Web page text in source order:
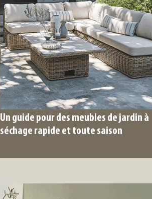
Un guide pour des meubles de jardin à
séchage rapide et toute saison